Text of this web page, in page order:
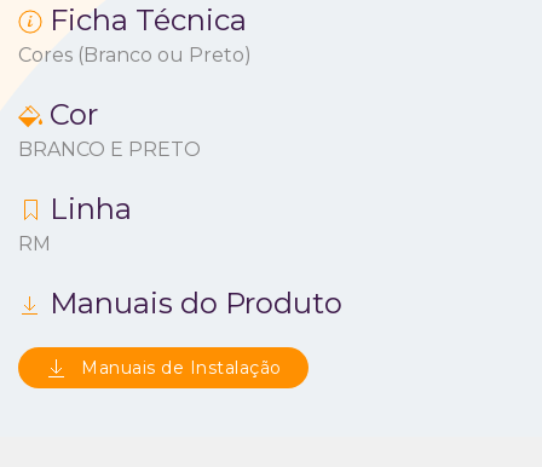
Ficha Técnica
Cores (Branco ou Preto)
Cor
BRANCO E PRETO
Linha
RM
Manuais do Produto
Manuais de Instalação